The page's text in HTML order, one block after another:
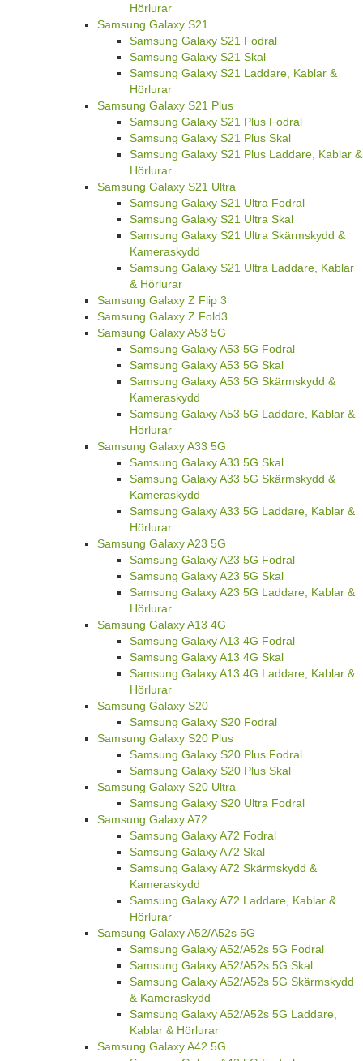
Hörlurar
Samsung Galaxy S21
Samsung Galaxy S21 Fodral
Samsung Galaxy S21 Skal
Samsung Galaxy S21 Laddare, Kablar &
Hörlurar
Samsung Galaxy S21 Plus
Samsung Galaxy S21 Plus Fodral
Samsung Galaxy S21 Plus Skal
Samsung Galaxy S21 Plus Laddare, Kablar &
Hörlurar
Samsung Galaxy S21 Ultra
Samsung Galaxy S21 Ultra Fodral
Samsung Galaxy S21 Ultra Skal
Samsung Galaxy S21 Ultra Skärmskydd &
Kameraskydd
Samsung Galaxy S21 Ultra Laddare, Kablar
& Hörlurar
Samsung Galaxy Z Flip 3
Samsung Galaxy Z Fold3
Samsung Galaxy A53 5G
Samsung Galaxy A53 5G Fodral
Samsung Galaxy A53 5G Skal
Samsung Galaxy A53 5G Skärmskydd &
Kameraskydd
Samsung Galaxy A53 5G Laddare, Kablar &
Hörlurar
Samsung Galaxy A33 5G
Samsung Galaxy A33 5G Skal
Samsung Galaxy A33 5G Skärmskydd &
Kameraskydd
Samsung Galaxy A33 5G Laddare, Kablar &
Hörlurar
Samsung Galaxy A23 5G
Samsung Galaxy A23 5G Fodral
Samsung Galaxy A23 5G Skal
Samsung Galaxy A23 5G Laddare, Kablar &
Hörlurar
Samsung Galaxy A13 4G
Samsung Galaxy A13 4G Fodral
Samsung Galaxy A13 4G Skal
Samsung Galaxy A13 4G Laddare, Kablar &
Hörlurar
Samsung Galaxy S20
Samsung Galaxy S20 Fodral
Samsung Galaxy S20 Plus
Samsung Galaxy S20 Plus Fodral
Samsung Galaxy S20 Plus Skal
Samsung Galaxy S20 Ultra
Samsung Galaxy S20 Ultra Fodral
Samsung Galaxy A72
Samsung Galaxy A72 Fodral
Samsung Galaxy A72 Skal
Samsung Galaxy A72 Skärmskydd &
Kameraskydd
Samsung Galaxy A72 Laddare, Kablar &
Hörlurar
Samsung Galaxy A52/A52s 5G
Samsung Galaxy A52/A52s 5G Fodral
Samsung Galaxy A52/A52s 5G Skal
Samsung Galaxy A52/A52s 5G Skärmskydd
& Kameraskydd
Samsung Galaxy A52/A52s 5G Laddare,
Kablar & Hörlurar
Samsung Galaxy A42 5G